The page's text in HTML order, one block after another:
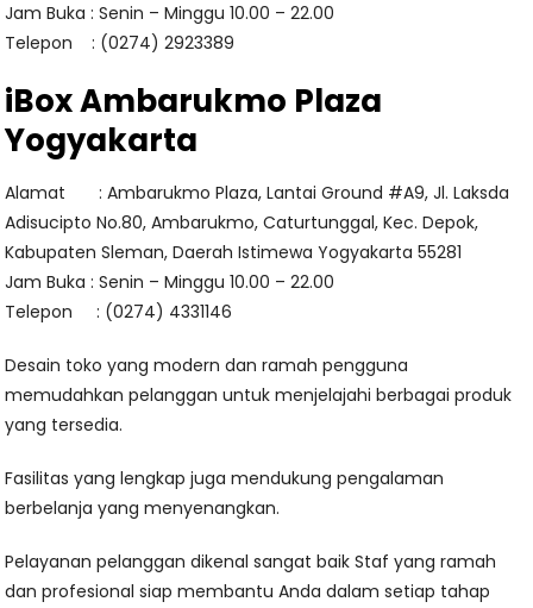
Jam Buka : Senin – Minggu 10.00 – 22.00
Telepon : (0274) 2923389
iBox Ambarukmo Plaza
Yogyakarta
Alamat : Ambarukmo Plaza, Lantai Ground #A9, Jl. Laksda
Adisucipto No.80, Ambarukmo, Caturtunggal, Kec. Depok,
Kabupaten Sleman, Daerah Istimewa Yogyakarta 55281
Jam Buka : Senin – Minggu 10.00 – 22.00
Telepon : (0274) 4331146
Desain toko yang modern dan ramah pengguna
memudahkan pelanggan untuk menjelajahi berbagai produk
yang tersedia.
Fasilitas yang lengkap juga mendukung pengalaman
berbelanja yang menyenangkan.
Pelayanan pelanggan dikenal sangat baik Staf yang ramah
dan profesional siap membantu Anda dalam setiap tahap